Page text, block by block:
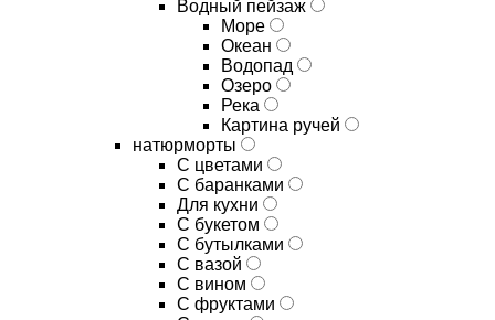
Водный пейзаж
Море
Океан
Водопад
Озеро
Река
Картина ручей
натюрморты
С цветами
С баранками
Для кухни
C букетом
C бутылками
C вазой
C вином
C фруктами